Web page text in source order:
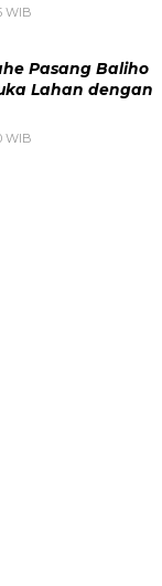
WIB
Pasang Baliho
Lahan dengan
WIB